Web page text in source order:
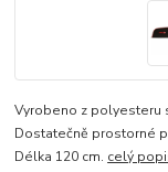
Vyrobeno z polyesteru
Dostatečně prostorné
Délka 120 cm. celý